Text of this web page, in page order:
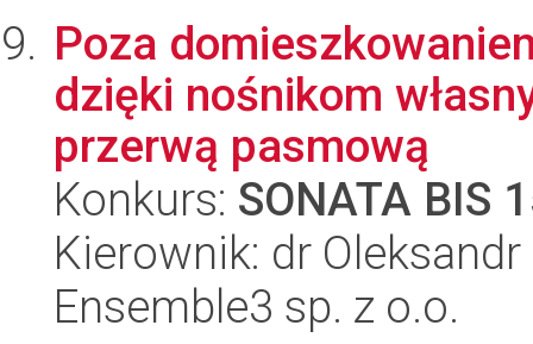
Poza
dzięki nośnikom
przerwą pasmową
Konkurs: SONATA BIS
Kierownik: dr
Ensemble3 sp. z o.o.